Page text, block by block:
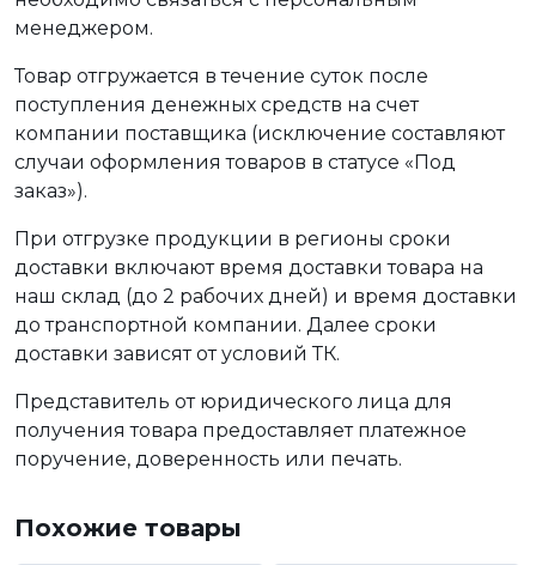
менеджером.
Товар отгружается в течение суток после
поступления денежных средств на счет
компании поставщика (исключение составляют
случаи оформления товаров в статусе «Под
заказ»).
При отгрузке продукции в регионы сроки
доставки включают время доставки товара на
наш склад (до 2 рабочих дней) и время доставки
до транспортной компании. Далее сроки
доставки зависят от условий ТК.
Представитель от юридического лица для
получения товара предоставляет платежное
поручение, доверенность или печать.
Похожие товары